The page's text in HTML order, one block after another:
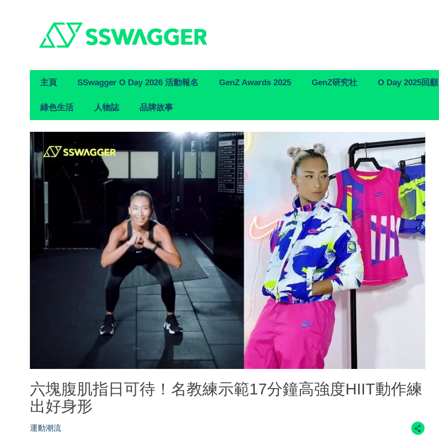
Primary
Navigation
主頁 SSwagger O Day 2026 活動報名 GenZ Awards 2025 GenZ研究社 O Day 2025回顧
綠色生活 人物誌 品牌故事
六塊腹肌指日可待！名教練示範17分鐘高強度HIIT動作練
出好身形
運動潮流